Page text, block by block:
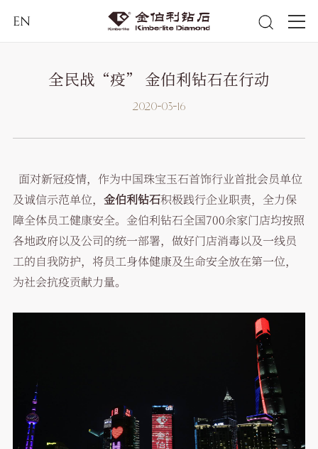
EN
全民战“疫” 金伯利钻石在行动
2020-03-16
面对新冠疫情，作为中国珠宝玉石首饰行业首批会员单位
及诚信示范单位， 金伯利钻石积极践行企业职责，全力保
障全体员工健康安全。金伯利钻石全国700余家门店均按照
各地政府以及公司的统一部署，做好门店消毒以及一线员
工的自我防护，将员工身体健康及生命安全放在第一位，
为社会抗疫贡献力量。